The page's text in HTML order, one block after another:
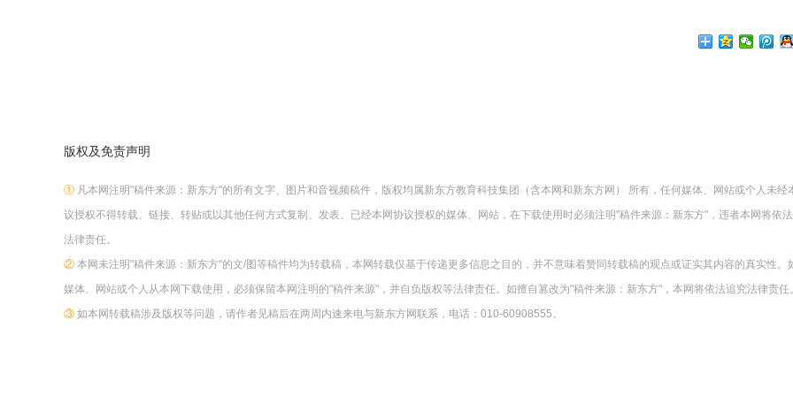
版权及免责声明
① 凡本网注明"稿件来源：新东方"的所有文字、图片和音视频稿件，版权均属新东方教育科技集团（含本网和新东方网） 所有，任何媒体、网站或个人未经
议授权不得转载、链接、转贴或以其他任何方式复制、发表。已经本网协议授权的媒体、网站，在下载使用时必须注明"稿件来源：新东方"，违者本网将依
法律责任。
② 本网未注明"稿件来源：新东方"的文/图等稿件均为转载稿，本网转载仅基于传递更多信息之目的，并不意味着赞同转载稿的观点或证实其内容的真实性。
媒体、网站或个人从本网下载使用，必须保留本网注明的"稿件来源"，并自负版权等法律责任。如擅自篡改为"稿件来源：新东方"，本网将依法追究法律责任。
③ 如本网转载稿涉及版权等问题，请作者见稿后在两周内速来电与新东方网联系，电话：010-60908555。